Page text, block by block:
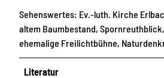
Sehenswertes: Ev.-luth. Kirche
altem Baumbestand,
ehemalige Freilichtbühne,
Literatur